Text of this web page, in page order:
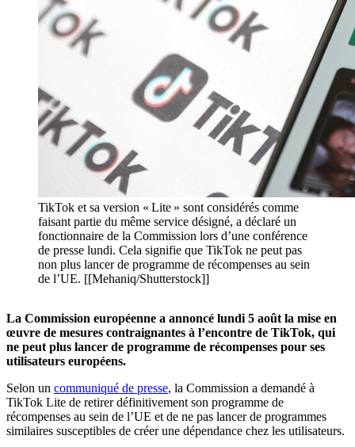
TikTok et sa version « Lite » sont considérés comme
faisant partie du même service désigné, a déclaré un
fonctionnaire de la Commission lors d’une conférence
de presse lundi. Cela signifie que TikTok ne peut pas
non plus lancer de programme de récompenses au sein
de l’UE. [[Mehaniq/Shutterstock]]
La Commission européenne a annoncé lundi 5 août la mise en
œuvre de mesures contraignantes à l’encontre de TikTok, qui
ne peut plus lancer de programme de récompenses pour ses
utilisateurs européens.
Selon un communiqué de presse, la Commission a demandé à
TikTok Lite de retirer définitivement son programme de
récompenses au sein de l’UE et de ne pas lancer de programmes
similaires susceptibles de créer une dépendance chez les utilisateurs.